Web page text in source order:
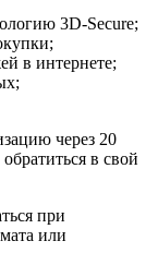
3D-Secure;
в интернете;
через 20
в свой
при
или